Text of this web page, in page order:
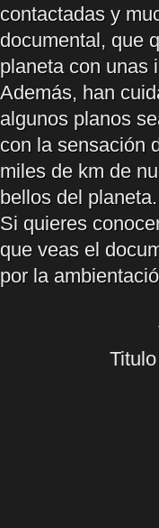
contactadas y
documental, que
planeta con unas
Además, han
algunos planos
con la sensación
miles de km de
bellos del planeta.
Si quieres
que veas el
por la